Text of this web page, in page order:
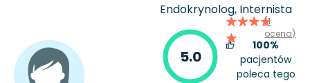
Endokrynolog, Internista
5.0
(1
ocena)
100%
pacjentów
poleca tego